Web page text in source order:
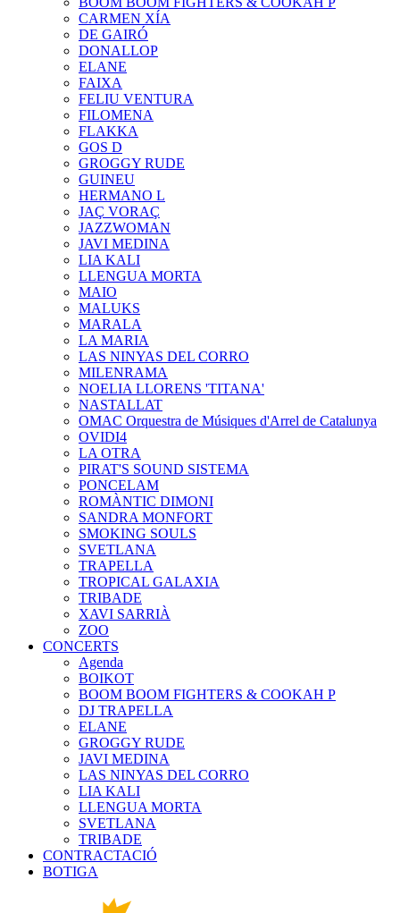
CARMEN XÍA
DE GAIRÓ
DONALLOP
ELANE
FAIXA
FELIU VENTURA
FILOMENA
FLAKKA
GOS D
GROGGY RUDE
GUINEU
HERMANO L
JAÇ VORAÇ
JAZZWOMAN
JAVI MEDINA
LIA KALI
LLENGUA MORTA
MAIO
MALUKS
MARALA
LA MARIA
LAS NINYAS DEL CORRO
MILENRAMA
NOELIA LLORENS 'TITANA'
NASTALLAT
OMAC Orquestra de Músiques d'Arrel de Catalunya
OVIDI4
LA OTRA
PIRAT'S SOUND SISTEMA
PONCELAM
ROMÀNTIC DIMONI
SANDRA MONFORT
SMOKING SOULS
SVETLANA
TRAPELLA
TROPICAL GALAXIA
TRIBADE
XAVI SARRIÀ
ZOO
CONCERTS
Agenda
BOIKOT
BOOM BOOM FIGHTERS & COOKAH P
DJ TRAPELLA
ELANE
GROGGY RUDE
JAVI MEDINA
LAS NINYAS DEL CORRO
LIA KALI
LLENGUA MORTA
SVETLANA
TRIBADE
CONTRACTACIÓ
BOTIGA